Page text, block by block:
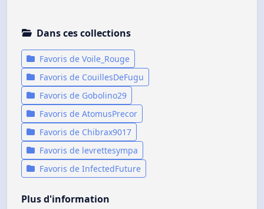
Dans ces collections
Favoris de Voile_Rouge
Favoris de CouillesDeFugu
Favoris de Gobolino29
Favoris de AtomusPrecor
Favoris de Chibrax9017
Favoris de levrettesympa
Favoris de InfectedFuture
Plus d'information